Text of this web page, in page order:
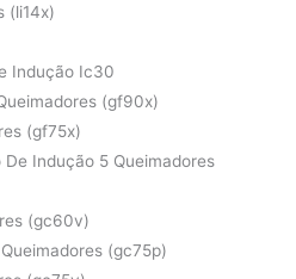
(li14x)
Indução Ic30
(gf90x)
(gf75x)
Indução 5 Queimadores
(gc60v)
(gc75p)